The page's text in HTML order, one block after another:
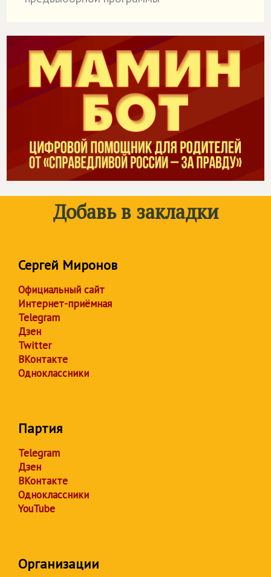
Добавь в закладки
Сергей Миронов
Официальный сайт
Интернет-приёмная
Telegram
Дзен
Twitter
ВКонтакте
Одноклассники
Партия
Telegram
Дзен
ВКонтакте
Одноклассники
YouTube
Организации